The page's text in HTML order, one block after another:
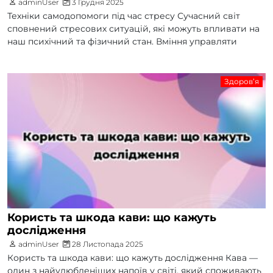
adminUser 3 Грудня 2025
Техніки самодопомоги під час стресу Сучасний світ
сповнений стресових ситуацій, які можуть впливати на
наш психічний та фізичний стан. Вміння управляти
Здоров’я
Користь та шкода кави: що кажуть
дослідження
adminUser 28 Листопада 2025
Користь та шкода кави: що кажуть дослідження Кава —
один з найулюбленіших напоїв у світі, який споживають